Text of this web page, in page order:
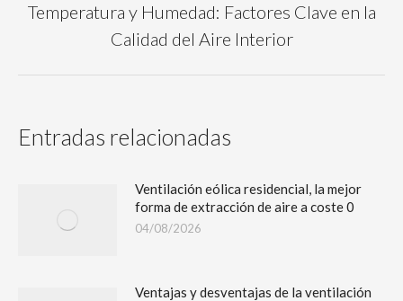
Temperatura y Humedad: Factores Clave en la
Calidad del Aire Interior
Entradas relacionadas
Ventilación eólica residencial, la mejor
forma de extracción de aire a coste 0
04/08/2026
Ventajas y desventajas de la ventilación